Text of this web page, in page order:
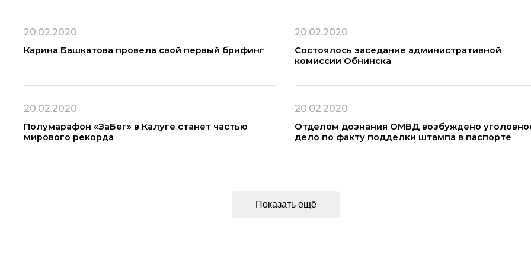
20.02.2020
Карина Башкатова провела свой первый брифинг
20.02.2020
Состоялось заседание административной
комиссии Обнинска
20.02.2020
Полумарафон «ЗаБег» в Калуге станет частью
мирового рекорда
20.02.2020
Отделом дознания ОМВД возбуждено
дело по факту подделки штампа в паспорте
Показать ещё